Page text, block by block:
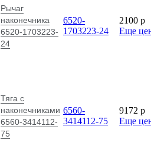
Рычаг
наконечника
6520-1703223-
24
6520-
1703223-24
2100 p
Еще
Тяга с
наконечниками
6560-3414112-
75
6560-
3414112-75
9172 p
Еще